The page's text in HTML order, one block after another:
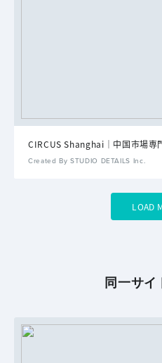
CIRCUS Shanghai｜中国市場専
Created By STUDIO DETAILS Inc.
LOAD
同一サイ